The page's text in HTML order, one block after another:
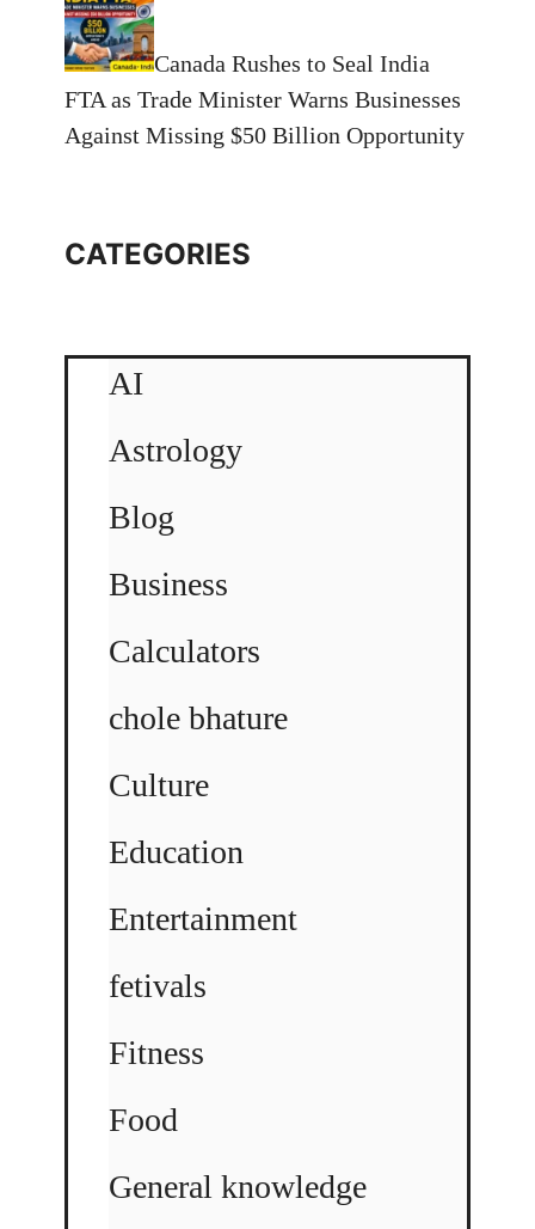
Canada Rushes to Seal India
FTA as Trade Minister Warns Businesses
Against Missing $50 Billion Opportunity
CATEGORIES
AI
Astrology
Blog
Business
Calculators
chole bhature
Culture
Education
Entertainment
fetivals
Fitness
Food
General knowledge